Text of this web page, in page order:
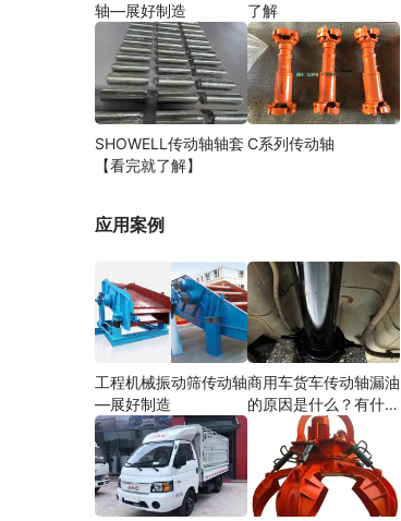
轴—展好制造
了解
SHOWELL传动轴轴套
【看完就了解】
C系列传动轴
应用案例
工程机械振动筛传动轴
—展好制造
商用车货车传动轴漏油
的原因是什么？有什么